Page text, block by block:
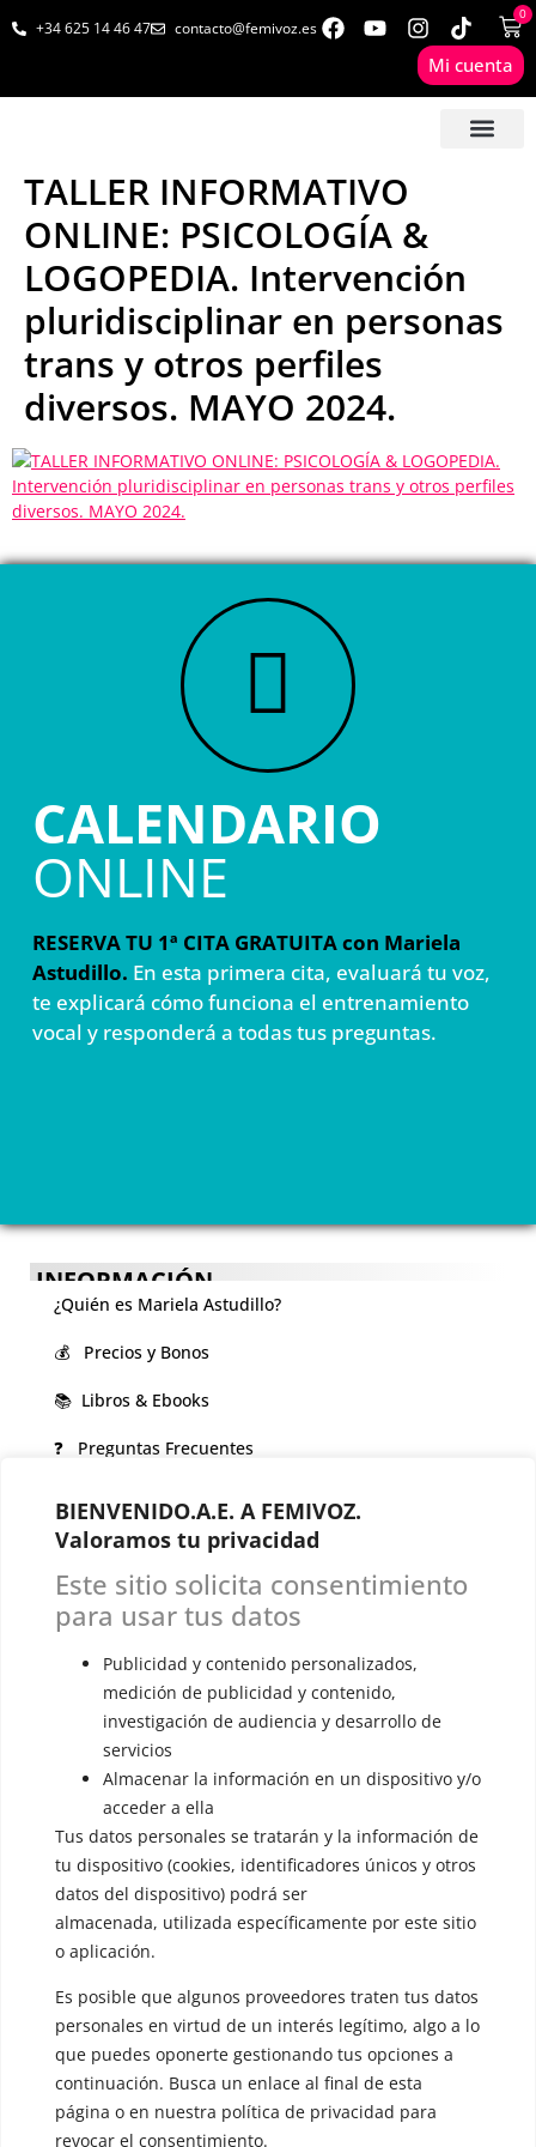
BIENVENIDO.A.E. A FEMIVOZ.
Valoramos tu privacidad
Este sitio solicita consentimiento
para usar tus datos
Publicidad y contenido personalizados,
medición de publicidad y contenido,
investigación de audiencia y desarrollo de
servicios
Almacenar la información en un dispositivo y/o
acceder a ella
Tus datos personales se tratarán y la información de
tu dispositivo (cookies, identificadores únicos y otros
datos del dispositivo) podrá ser
almacenada, utilizada específicamente por este sitio
o aplicación.
Es posible que algunos proveedores traten tus datos
personales en virtud de un interés legítimo, algo a lo
que puedes oponerte gestionando tus opciones a
continuación. Busca un enlace al final de esta
página o en nuestra política de privacidad para
revocar el consentimiento.
+34 625 14 46 47 contacto@femivoz.es
0
Mi cuenta
TALLER INFORMATIVO
ONLINE: PSICOLOGÍA &
LOGOPEDIA. Intervención
pluridisciplinar en personas
trans y otros perfiles
diversos. MAYO 2024.
CALENDARIO
ONLINE
RESERVA TU 1ª CITA GRATUITA con Mariela
Astudillo. En esta primera cita, evaluará tu voz,
te explicará cómo funciona el entrenamiento
vocal y responderá a todas tus preguntas.
INFORMACIÓN
¿Quién es Mariela Astudillo?
💰 Precios y Bonos
📚 Libros & Ebooks
❓ Preguntas Frecuentes
VOCES LGBTQIA+ 🏳️‍🌈
▪️ Feminización de la voz
▪️ Masculinización de la voz
▪️ Neutralización de la voz
▪️ Dualización de la voz
▪️ Androginización de la voz
OTRAS SESIONES
▪️ Caracterización de la voz
▪️ Voz virilizada por esteroides
▪️ Modificación del acento
🟥 CIRUGÍA: Glotoplastia
CONTACTO Y CITAS
✅Pide tu CITA ONLINE
WhatsApp :+34 625 14 46 47